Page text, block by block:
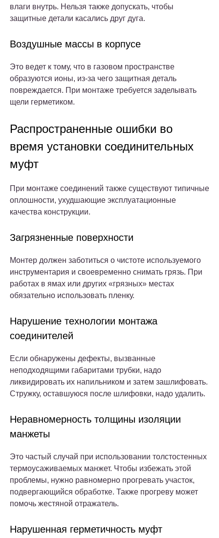
влаги внутрь. Нельзя также допускать, чтобы
защитные детали касались друг дуга.
Воздушные массы в корпусе
Это ведет к тому, что в газовом пространстве
образуются ионы, из-за чего защитная деталь
повреждается. При монтаже требуется заделывать
щели герметиком.
Распространенные ошибки во
время установки соединительных
муфт
При монтаже соединений также существуют типичные
оплошности, ухудшающие эксплуатационные
качества конструкции.
Загрязненные поверхности
Монтер должен заботиться о чистоте используемого
инструментария и своевременно снимать грязь. При
работах в ямах или других «грязных» местах
обязательно использовать пленку.
Нарушение технологии монтажа
соединителей
Если обнаружены дефекты, вызванные
неподходящими габаритами трубки, надо
ликвидировать их напильником и затем зашлифовать.
Стружку, оставшуюся после шлифовки, надо удалить.
Неравномерность толщины изоляции
манжеты
Это частый случай при использовании толстостенных
термоусаживаемых манжет. Чтобы избежать этой
проблемы, нужно равномерно прогревать участок,
подвергающийся обработке. Также прогреву может
помочь жестяной отражатель.
Нарушенная герметичность муфт